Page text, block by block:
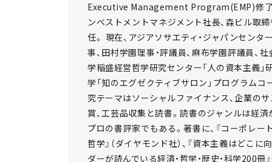
Executive Management Program(EMP)修了
ンベストメントマネジメント社長、森ビル取
任。 現在、アジアソサエティ・ジャパンセン
事、田村学園理事・評議員、麻布学園評議員、
学稲盛経営哲学研究センター「人の資本主義
学「知のエグゼクティブサロン」プログラム
究テーマはソーシャルファイナンス、企業の
賞、工芸品収集と読書。読書のジャンルは経済
プロの書評家でもある。著書に、『コーポレー
哲学』（ダイヤモンド社）、『資本主義はどこ
ダーが読んでいる経済・哲学・歴史・科学200冊